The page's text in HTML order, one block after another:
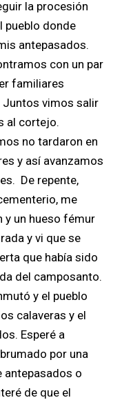
la procesión
pueblo donde
antepasados.
con un par
familiares
vimos salir
al cortejo.
no tardaron en
y así avanzamos
De repente,
me
y un hueso fémur
y vi que se
que había sido
del camposanto.
y el pueblo
calaveras y el
Esperé a
por una
antepasados o
de que el